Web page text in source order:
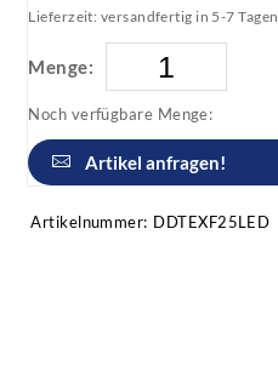
Lieferzeit: versandfertig in 5-7 Tagen
Menge:
Noch verfügbare Menge:
Artikel anfragen!
Artikelnummer: DDTEXF25LED